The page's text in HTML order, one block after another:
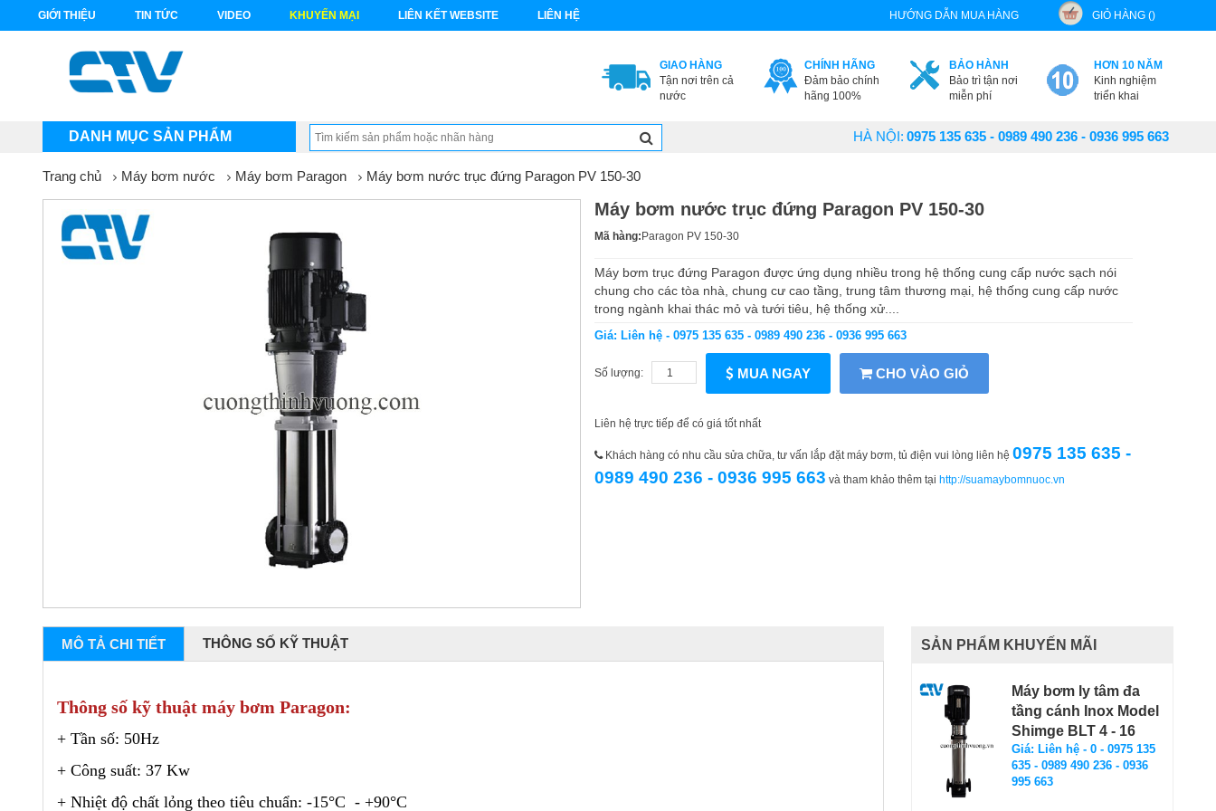
GIỚI THIỆU TIN TỨC VIDEO KHUYẾN MẠI LIÊN KẾT WEBSITE LIÊN HỆ HƯỚNG DẪN MUA HÀNG GIỎ HÀNG ()
GIAO HÀNG
Tận nơi trên cả
nước
CHÍNH HÃNG
Đảm bảo chính
hãng 100%
BẢO HÀNH
Bảo trì tận nơi
miễn phí
HƠN 10 NĂM
Kinh nghiệm
triển khai
DANH MỤC SẢN PHẨM HÀ NỘI: 0975 135 635 - 0989 490 236 - 0936 995 663
Trang chủ Máy bơm nước Máy bơm Paragon Máy bơm nước trục đứng Paragon PV 150-30
Máy bơm nước trục đứng Paragon PV 150-30
Mã hàng: Paragon PV 150-30
Máy bơm trục đứng Paragon được ứng dụng nhiều trong hệ thống cung cấp nước sạch nói
chung cho các tòa nhà, chung cư cao tầng, trung tâm thương mại, hệ thống cung cấp nước
trong ngành khai thác mỏ và tưới tiêu, hệ thống xử....
Giá: Liên hệ - 0975 135 635 - 0989 490 236 - 0936 995 663
Số lượng: MUA NGAY CHO VÀO GIỎ
Liên hệ trực tiếp để có giá tốt nhất
Khách hàng có nhu cầu sửa chữa, tư vấn lắp đặt máy bơm, tủ điện vui lòng liên hệ 0975 135 635 -
0989 490 236 - 0936 995 663 và tham khảo thêm tại http://suamaybomnuoc.vn
MÔ TẢ CHI TIẾT THÔNG SỐ KỸ THUẬT
Thông số kỹ thuật máy bơm Paragon:
+ Tần số: 50Hz
+ Công suất: 37 Kw
+ Nhiệt độ chất lỏng theo tiêu chuẩn: -15°C - +90°C
SẢN PHẨM KHUYẾN MÃI
Máy bơm ly tâm đa
tầng cánh Inox Model
Shimge BLT 4 - 16
Giá: Liên hệ - 0 - 0975 135
635 - 0989 490 236 - 0936
995 663